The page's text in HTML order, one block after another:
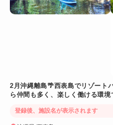
2月沖縄離島🌴西表島でリゾート
ら仲間も多く、楽しく働ける環境
登録後、施設名が表示されます